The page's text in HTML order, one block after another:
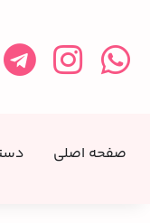
صفحه اصلی